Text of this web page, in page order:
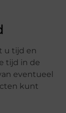
u tijd en
tijd in de
eventueel
kunt